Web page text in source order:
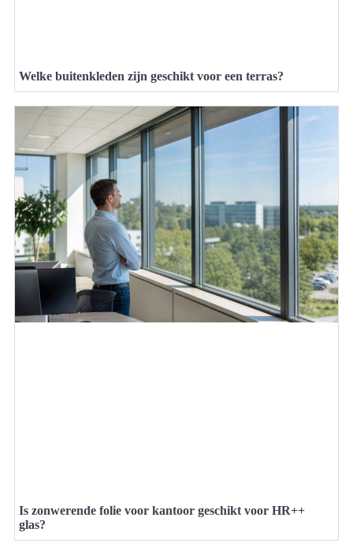
Welke buitenkleden zijn geschikt voor een terras?
Is zonwerende folie voor kantoor geschikt voor HR++
glas?